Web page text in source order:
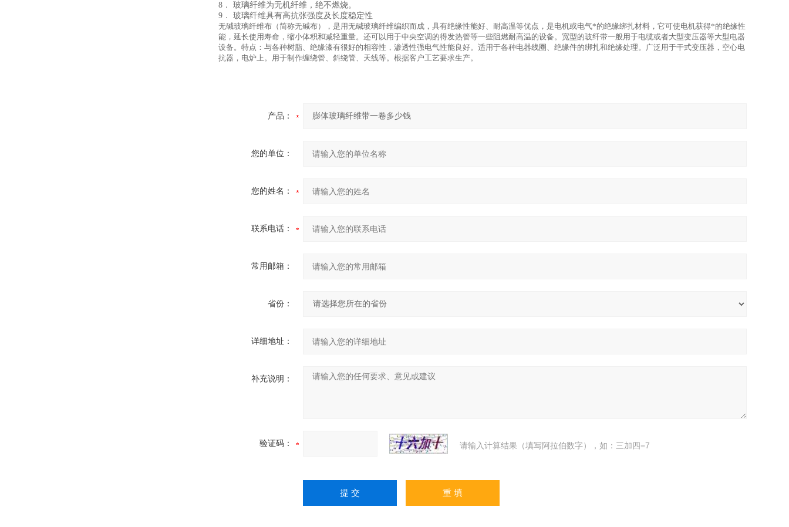
8． 玻璃纤维为无机纤维，绝不燃烧。
9． 玻璃纤维具有高抗张强度及长度稳定性
无碱玻璃纤维布（简称无碱布），是用无碱玻璃纤维编织而成，具有绝缘性能好、耐高温等优点，是电机或电气*的绝缘绑扎材料，它可使电机获得*的绝缘性
能，延长使用寿命，缩小体积和减轻重量。还可以用于中央空调的得发热管等一些阻燃耐高温的设备。宽型的玻纤带一般用于电缆或者大型变压器等大型电器
设备。特点：与各种树脂、绝缘漆有很好的相容性，渗透性强电气性能良好。适用于各种电器线圈、绝缘件的绑扎和绝缘处理。广泛用于干式变压器，空心电
抗器，电炉上。用于制作缠绕管、斜绕管、天线等。根据客户工艺要求生产。
产品：
您的单位：
您的姓名：
联系电话：
常用邮箱：
省份：
详细地址：
补充说明：
验证码： 请输入计算结果（填写阿拉伯数字），如：三加四=7